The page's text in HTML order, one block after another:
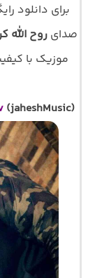
برای دانلود
صدایروح الله
موزیک با کیفیت اصلی
(jaheshMusic)